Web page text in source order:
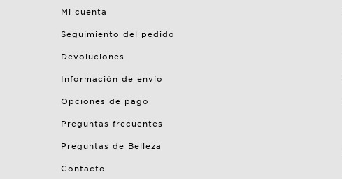
Mi cuenta
Seguimiento del pedido
Devoluciones
Información de envío
Opciones de pago
Preguntas frecuentes
Preguntas de Belleza
Contacto